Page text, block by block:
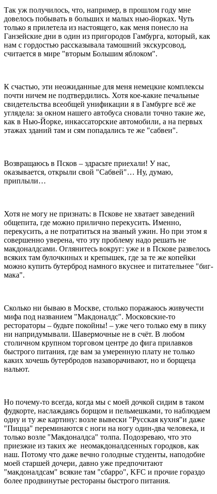
Так уж получилось, что, например, в прошлом году мне
довелось побывать в больших и малых нью-йорках. Чуть
только я прилетела из настоящего, как меня понесло на
Ганзейские дни в один из пригородов Гамбурга, который, как
нам с гордостью рассказывала тамошний экскурсовод,
считается в мире "вторым Большим яблоком".
К счастью, эти неожиданные для меня немецкие комплексы
почти ничем не подтвердились. Хотя кое-какие печальные
свидетельства всеобщей унификации я в Гамбурге всё же
углядела: за окном нашего автобуса сновали точно такие же,
как в Нью-Йорке, инкассаторские автомобили, а на первых
этажах зданий там и сям попадались те же "сабвеи".
Возвращаюсь в Псков – здрасьте приехали! У нас,
оказывается, открыли свой "Сабвей"… Ну, думаю,
приплыли…
Хотя не могу не признать: в Пскове не хватает заведений
общепита, где можно прилично перекусить. Именно,
перекусить, а не потратиться на званый ужин. Но при этом я
совершенно уверена, что эту проблему надо решать не
макдоналдсами. Оглянитесь вокруг: уже и в Пскове развелось
всяких там булочкиных и крепышек, где за те же копейки
можно купить бутерброд намного вкуснее и питательнее "биг-
мака".
Сколько ни бываю в Москве, столько поражаюсь живучести
мифа под названием "Макдоналдс". Московские-то
рестораторы – будьте покойны! – уже чего только ему в пику
ни напридумывали. Шавермочные не в счёт. В любом
столичном крупном торговом центре до фига прилавков
быстрого питания, где вам за умеренную плату не только
каких хочешь бутербродов назаворачивают, но и борщеца
нальют.
Но почему-то всегда, когда мы с моей дочкой сидим в таком
фудкорте, наслаждаясь борщом и пельмешками, то наблюдаем
одну и ту же картину: возле вывески "Русская кухня"и даже
"Пицца" переминаются с ноги на ногу один-два человека, и
только возле "Макдоналдса" толпа. Подозреваю, что это
приезжие из таких же неомакдоналдсенных городков, как
наш. Потому что даже вечно голодные студенты, наподобие
моей старшей дочери, давно уже предпочитают
"макдоналдсам" всякие там "сбарро", KFC и прочие гораздо
более продвинутые рестораны быстрого питания.